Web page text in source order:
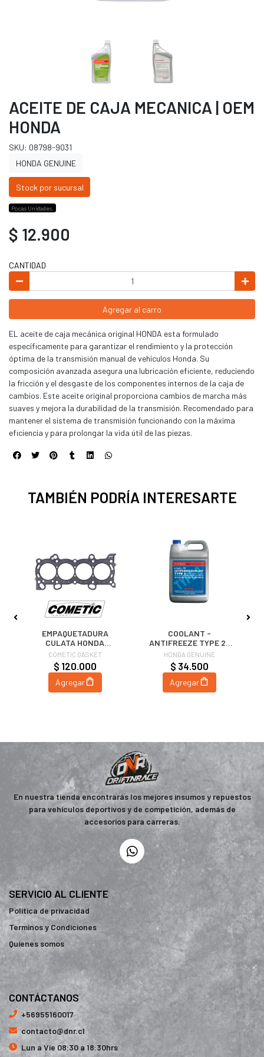
ACEITE DE CAJA MECANICA | OEM
HONDA
SKU: 08798-9031
HONDA GENUINE
Stock por sucursal
Pocas Unidades.
$ 12.900
CANTIDAD
Agregar al carro
EL aceite de caja mecánica original HONDA esta formulado
específicamente para garantizar el rendimiento y la protección
óptima de la transmisión manual de vehículos Honda. Su
composición avanzada asegura una lubricación eficiente, reduciendo
la fricción y el desgaste de los componentes internos de la caja de
cambios. Este aceite original proporciona cambios de marcha más
suaves y mejora la durabilidad de la transmisión. Recomendado para
mantener el sistema de transmisión funcionando con la máxima
eficiencia y para prolongar la vida útil de las piezas.
TAMBIÉN PODRÍA INTERESARTE
EMPAQUETADURA
CULATA HONDA
K20/K24 86mm-.030
´(0.8mm) | COMETIC
GASKET
COMETIC GASKET
$ 120.000
Agregar
COOLANT -
ANTIFREEZE TYPE 2 |
OEM HONDA
HONDA GENUINE
$ 34.500
Agregar
En nuestra tienda encontrarás los mejores insumos y repuestos
para vehículos deportivos y de competición, además de
accesorios para carreras.
SERVICIO AL CLIENTE
Política de privacidad
Terminos y Condiciones
Quienes somos
CONTÁCTANOS
+56955160017
contacto@dnr.cl
Lun a Vie 08:30 a 18:30hrs